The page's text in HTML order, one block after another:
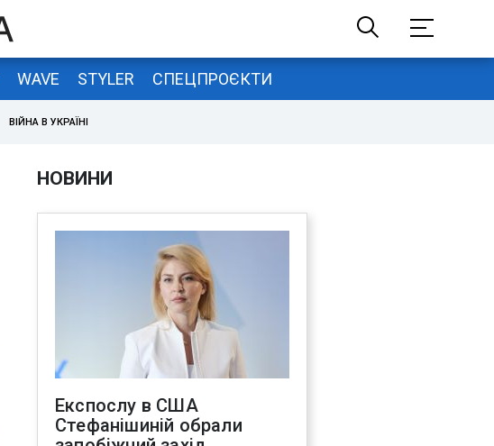
WAVE STYLER СПЕЦПРОЄКТИ
ВІЙНА В УКРАЇНІ
НОВИНИ
Експослу в США
Стефанішиній обрали